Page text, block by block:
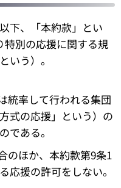
下、「本約款」とい
特別の応援に関する規
いう）。
統率して行われる集団
式の応援」という）の
である。
のほか、本約款第9条1
応援の許可をしない。